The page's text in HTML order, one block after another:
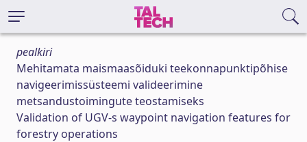
pealkiri
Mehitamata maismaasõiduki teekonnapunktipõhise
navigeerimissüsteemi valideerimine
metsandustoimingute teostamiseks
Validation of UGV-s waypoint navigation features for
forestry operations